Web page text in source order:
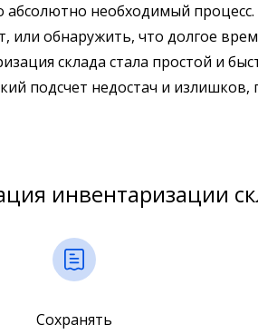
необходимый
или обнаружить, что долгое
склада стала простой и
подсчет недостач и
инвентаризации
Сохранять